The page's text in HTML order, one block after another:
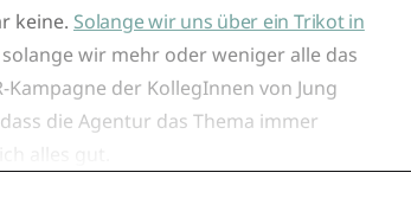
keine. Solange wir uns über ein Trikot in
solange wir mehr oder weniger alle das
der KollegInnen von Jung
die Agentur das Thema immer